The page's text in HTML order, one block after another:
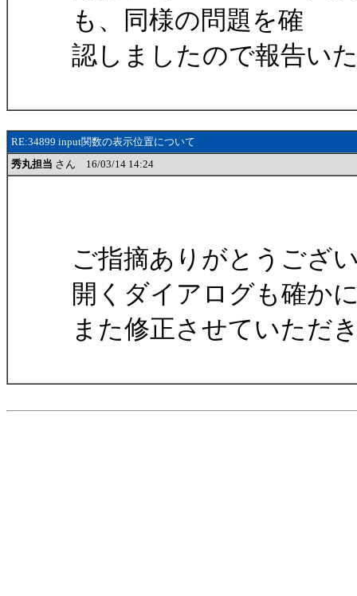
も、同様の問題を確
認しましたので報告い
RE:34899 input関数の表示位置について
秀丸担当 さん 16/03/14 14:24
ご指摘ありがとうござ
開くダイアログも確か
また修正させていただ